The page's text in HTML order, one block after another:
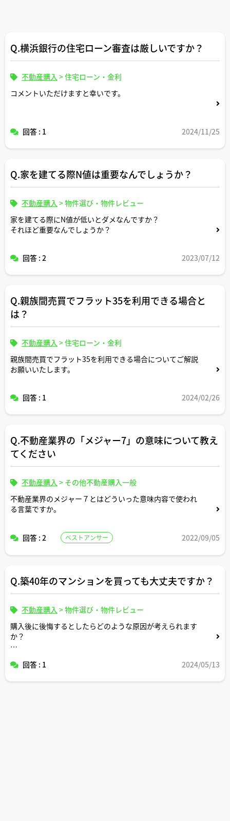
Q.横浜銀行の住宅ローン審査は厳しいですか？
不動産購入 >住宅ローン・金利
コメントいただけますと幸いです。
回答 : 1 2024/11/25
Q.家を建てる際N値は重要なんでしょうか？
不動産購入 >物件選び・物件レビュー
家を建てる際にN値が低いとダメなんですか？
それほど重要なんでしょうか？
回答 : 2 2023/07/12
Q.親族間売買でフラット35を利用できる場合と
は？
不動産購入 >住宅ローン・金利
親族間売買でフラット35を利用できる場合についてご解説
お願いいたします。
回答 : 1 2024/02/26
Q.不動産業界の「メジャー7」の意味について教え
てください
不動産購入 > その他不動産購入一般
不動産業界のメジャー７とはどういった意味内容で使われ
る言葉ですか。
回答 : 2 ベストアンサー 2022/09/05
Q.築40年のマンションを買っても大丈夫ですか？
不動産購入 >物件選び・物件レビュー
購入後に後悔するとしたらどのような原因が考えられます
か？
回答 : 1 2024/05/13